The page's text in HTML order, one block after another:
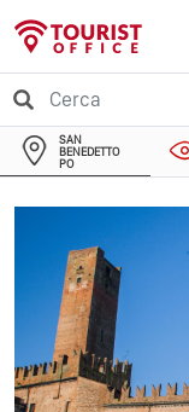
SAN
BENEDETTO
PO